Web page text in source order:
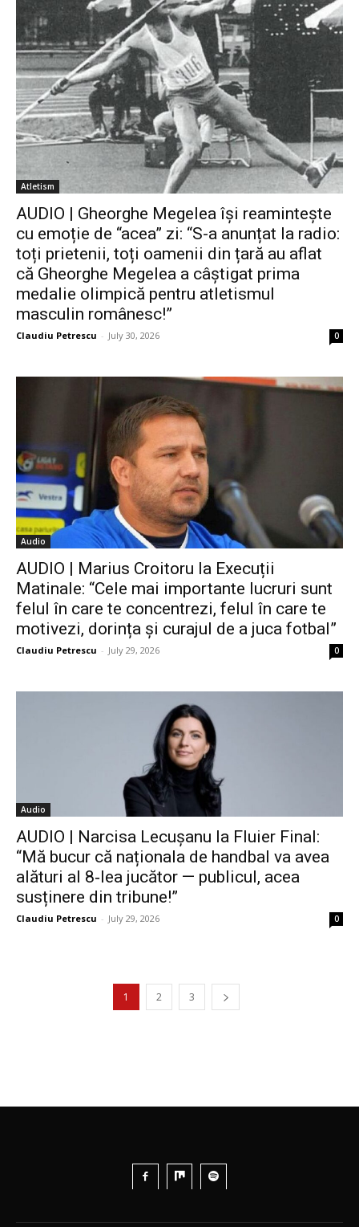
Atletism
AUDIO | Gheorghe Megelea își reamintește
cu emoție de “acea” zi: “S-a anunțat la radio:
toți prietenii, toți oamenii din țară au aflat
că Gheorghe Megelea a câștigat prima
medalie olimpică pentru atletismul
masculin românesc!”
Claudiu Petrescu - July 30, 2026 0
Audio
AUDIO | Marius Croitoru la Execuții
Matinale: “Cele mai importante lucruri sunt
felul în care te concentrezi, felul în care te
motivezi, dorința și curajul de a juca fotbal”
Claudiu Petrescu - July 29, 2026 0
Audio
AUDIO | Narcisa Lecușanu la Fluier Final:
“Mă bucur că naționala de handbal va avea
alături al 8‑lea jucător — publicul, acea
susținere din tribune!”
Claudiu Petrescu - July 29, 2026 0
1 2 3